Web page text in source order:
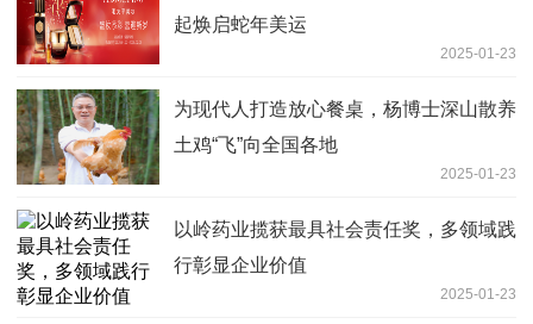
起焕启蛇年美运
2025-01-23
为现代人打造放心餐桌，杨博士深山散养
土鸡“飞”向全国各地
2025-01-23
以岭药业揽获最具社会责任奖，多领域践
行彰显企业价值
2025-01-23